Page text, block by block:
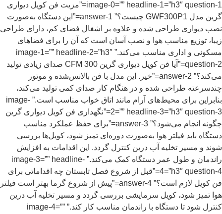
image-0=”” headline-1=”h3″ question-1=”مزیت فن کویل دیواری
گرین مدل GWF300P1 چیست؟” answer-1=”این دستگاه به‌صورت
نصب دیواری طراحی شده و علاوه بر اشغال فضای کم، دارای طراحی
زیبا، توزیع مناسب هوا و نصب آسان است که آن را برای فضاهای
مسکونی و اداری مناسب می‌کند.” image-1=”” headline-2=”h3″
question-2=”آیا فن کویل دیواری گرین 300 CFM صدای زیادی تولید
می‌کند؟” answer-2=”خیر. این مدل با فن بالانس‌شده و موتور
چندسرعته طراحی شده و در هنگام کار صدای کمی تولید می‌کند،
بنابراین برای محیط‌های آرام مانند اتاق خواب مناسب است.” image-
2=”” headline-3=”h3″ question-3=”نگهداری فن کویل دیواری گرین
چگونه انجام می‌شود؟” answer-3=”برای حفظ عملکرد مناسب
دستگاه باید فیلتر هوا به‌صورت دوره‌ای تمیز شود، کویل‌ها بررسی
شوند و مسیر تخلیه آب درین کنترل گردد. این اقدامات به افزایش
راندمان و طول عمر دستگاه کمک می‌کند.” image-3=”” headline-
4=”h3″ question-4=”قبل از شروع فصل تابستان چه اقداماتی برای
فن کویل لازم است؟” answer-4=”پیش از شروع گرما بهتر است فیلتر
هوا تمیز شود، کویل سرمایشی بررسی گردد و مسیر تخلیه آب درین
کنترل شود تا دستگاه با راندمان مناسب کار کند.” image-4=””